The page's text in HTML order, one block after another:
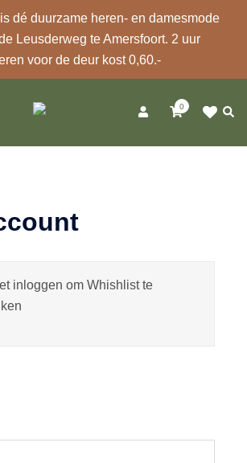
is dé duurzame heren- en damesmode
Leusderweg te Amersfoort. 2 uur
voor de deur kost 0,60.-
0
inloggen om Whishlist te